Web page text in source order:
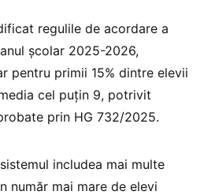
regulile de acordare a
școlar 2025-2026,
pentru primii 15% dintre elevii
cel puțin 9, potrivit
prin HG 732/2025.
includea mai multe
număr mai mare de elevi